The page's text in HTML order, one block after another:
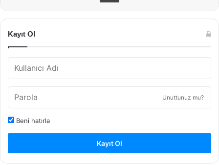
Kayıt Ol
Unuttunuz mu?
Beni hatırla
Kayıt Ol